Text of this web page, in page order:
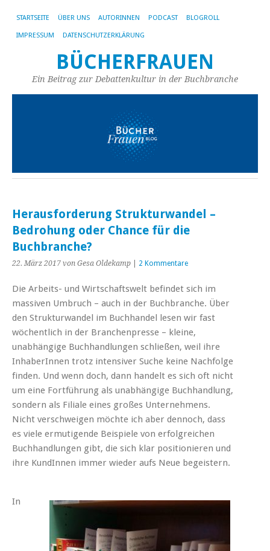
STARTSEITE ÜBER UNS AUTORINNEN PODCAST BLOGROLL
IMPRESSUM DATENSCHUTZERKLÄRUNG
BÜCHERFRAUEN
Ein Beitrag zur Debattenkultur in der Buchbranche
Herausforderung Strukturwandel –
Bedrohung oder Chance für die
Buchbranche?
22. März 2017 von Gesa Oldekamp 2 Kommentare
Die Arbeits- und Wirtschaftswelt befindet sich im
massiven Umbruch – auch in der Buchbranche. Über
den Strukturwandel im Buchhandel lesen wir fast
wöchentlich in der Branchenpresse – kleine,
unabhängige Buchhandlungen schließen, weil ihre
InhaberInnen trotz intensiver Suche keine Nachfolge
finden. Und wenn doch, dann handelt es sich oft nicht
um eine Fortführung als unabhängige Buchhandlung,
sondern als Filiale eines großes Unternehmens.
Nicht verschweigen möchte ich aber dennoch, dass
es viele ermutigende Beispiele von erfolgreichen
Buchhandlungen gibt, die sich klar positionieren und
ihre KundInnen immer wieder aufs Neue begeistern.
In